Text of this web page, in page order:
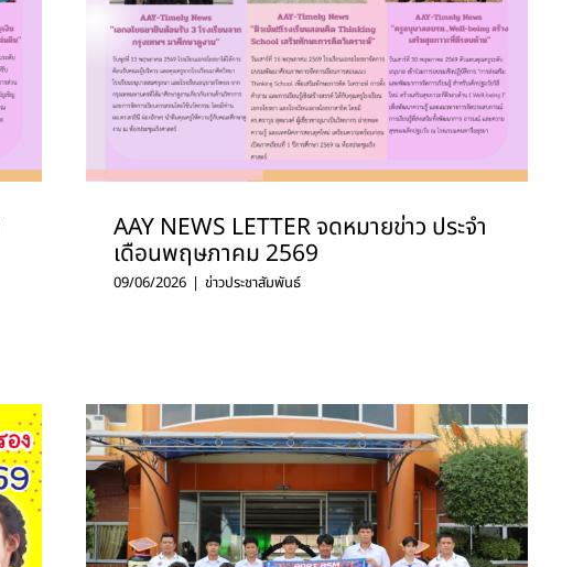
AAY NEWS LETTER จดหมายข่าว ประจำ
เดือนพฤษภาคม 2569
09/06/2026 | ข่าวประชาสัมพันธ์